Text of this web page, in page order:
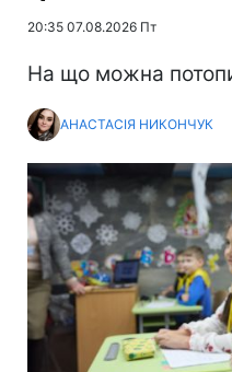
20:35 07.08.2026 Пт
На що можна
АНАСТАСІЯ НИКОНЧУК